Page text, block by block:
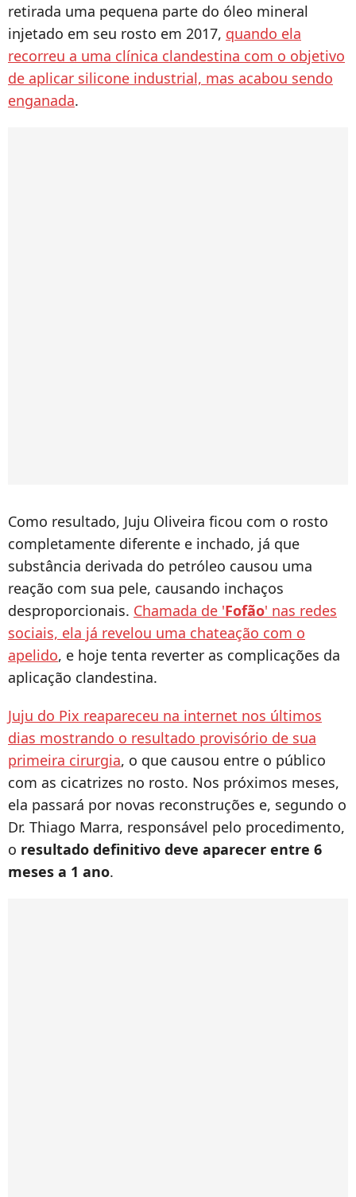
retirada uma pequena parte do óleo mineral
injetado em seu rosto em 2017, quando ela
recorreu a uma clínica clandestina com o objetivo
de aplicar silicone industrial, mas acabou sendo
enganada.
Como resultado, Juju Oliveira ficou com o rosto
completamente diferente e inchado, já que
substância derivada do petróleo causou uma
reação com sua pele, causando inchaços
desproporcionais. Chamada de 'Fofão' nas redes
sociais, ela já revelou uma chateação com o
apelido, e hoje tenta reverter as complicações da
aplicação clandestina.
Juju do Pix reapareceu na internet nos últimos
dias mostrando o resultado provisório de sua
primeira cirurgia, o que causou entre o público
com as cicatrizes no rosto. Nos próximos meses,
ela passará por novas reconstruções e, segundo o
Dr. Thiago Marra, responsável pelo procedimento,
o resultado definitivo deve aparecer entre 6
meses a 1 ano.